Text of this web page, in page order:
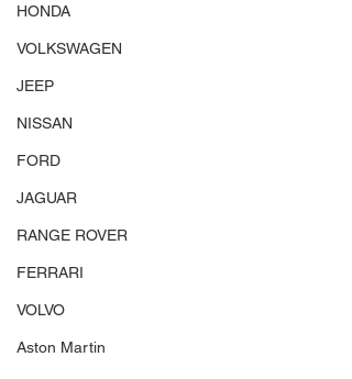
HONDA
VOLKSWAGEN
JEEP
NISSAN
FORD
JAGUAR
RANGE ROVER
FERRARI
VOLVO
Aston Martin